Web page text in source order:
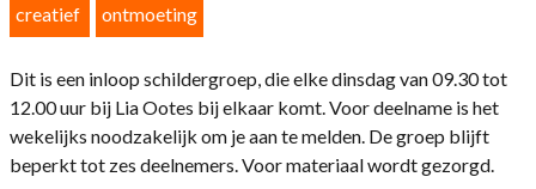
creatief ontmoeting
Dit is een inloop schildergroep, die elke dinsdag van 09.30 tot
12.00 uur bij Lia Ootes bij elkaar komt. Voor deelname is het
wekelijks noodzakelijk om je aan te melden. De groep blijft
beperkt tot zes deelnemers. Voor materiaal wordt gezorgd.